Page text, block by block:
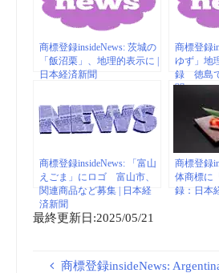
商標登録insideNews: 茨城の
「飯沼栗」、地理的表示に |
日本経済新聞
商標登録
ゆず」地
録 徳島
聞
商標登録insideNews: 「富山
えごま」にロゴ 富山市、
関連商品など募集 | 日本経
済新聞
商標登録
体商標に
録：日本
最終更新日:2025/05/21
商標登録insideNews: